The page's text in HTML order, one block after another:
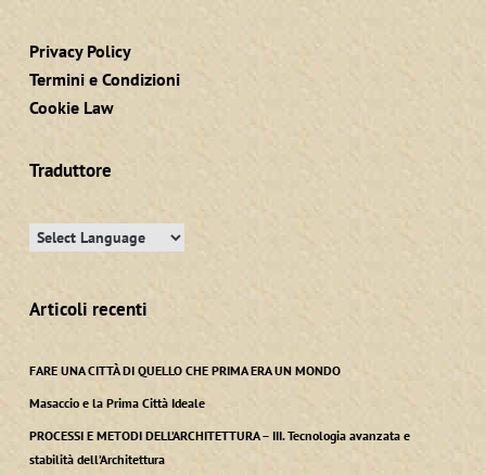
Privacy Policy
Termini e Condizioni
Cookie Law
Traduttore
Articoli recenti
FARE UNA CITTÀ DI QUELLO CHE PRIMA ERA UN MONDO
Masaccio e la Prima Città Ideale
PROCESSI E METODI DELL’ARCHITETTURA – III. Tecnologia avanzata e
stabilità dell’Architettura